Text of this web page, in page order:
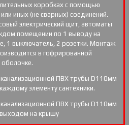
коробках с помощью
иных (не сварных) соединений.
электрический щит, автоматы
помещении по 1 выводу на
1 выключатель, 2 розетки. Монтаж
в гофрированной
ПВХ трубы D110мм
элементу сантехники.
ПВХ трубы D110мм
на крышу